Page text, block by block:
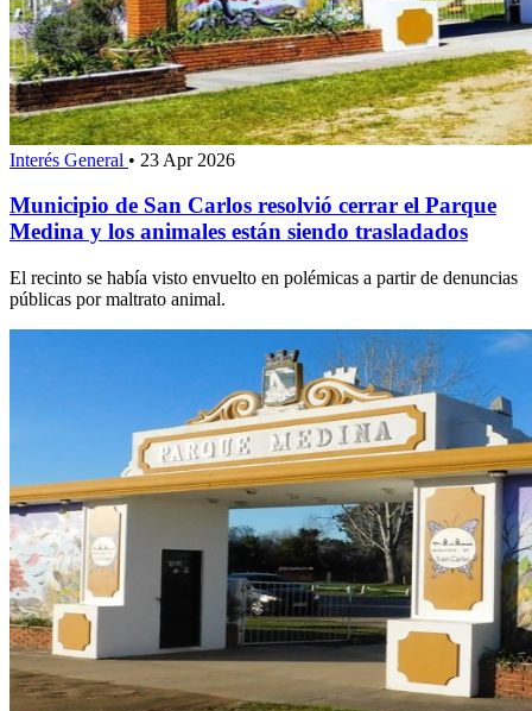
Interés General • 23 Apr 2026
Municipio de San Carlos resolvió cerrar el Parque
Medina y los animales están siendo trasladados
El recinto se había visto envuelto en polémicas a partir de denuncias
públicas por maltrato animal.